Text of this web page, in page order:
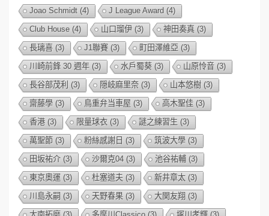
Joao Schmidt (4) J League Award (4)
Club House (4) 山口瑠伊 (3) 神田奏真 (3)
長璃喜 (3) J1聯賽 (3) 町田澤維亞 (3)
川崎前鋒 30 週年 (3) 水戶蜀葵 (3) 山原怜音 (3)
長谷部茂利 (3) 隠岐麻里奈 (3) 山本悠樹 (3)
齋藤學 (3) 鳥重弁当車屋 (3) 高木聖佳 (3)
香港 (3) 限量球衣 (3) 謎之練習生 (3)
萬聖節 (3) 粉絲感謝日 (3) 筑波大學 (3)
田坂祐介 (3) 沙爾克04 (3) 池谷祐輔 (3)
東京奧運 (3) 杜塞道夫 (3) 新井章太 (3)
川島永嗣 (3) 天野春果 (3) 大関友翔 (3)